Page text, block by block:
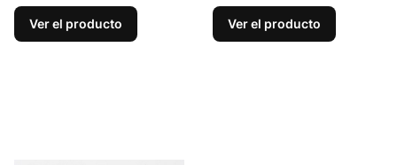
Ver el producto Ver el producto